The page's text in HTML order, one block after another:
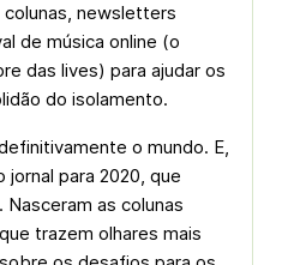
newsletters
de música online (o
das lives) para ajudar os
do isolamento.
o mundo. E,
para 2020, que
as colunas
trazem olhares mais